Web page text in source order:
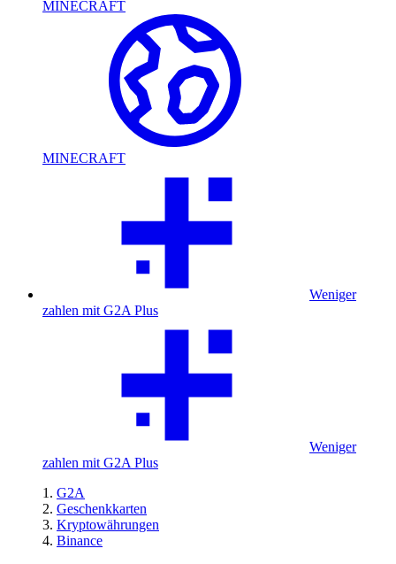
MINECRAFT
MINECRAFT
Weniger
zahlen mit G2A Plus
Weniger
zahlen mit G2A Plus
G2A
Geschenkkarten
Kryptowährungen
Binance